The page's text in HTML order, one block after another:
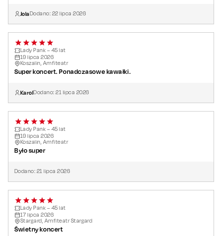
JolaDodano: 22 lipca 2026
Lady Pank – 45 lat
19 lipca 2026
Koszalin, Amfiteatr
Super koncert. Ponadczasowe kawałki.
KarolDodano:21 lipca 2026
Lady Pank – 45 lat
19 lipca 2026
Koszalin, Amfiteatr
Było super
Dodano: 21 lipca 2026
Lady Pank – 45 lat
17 lipca 2026
Stargard, Amfiteatr Stargard
Świetny koncert